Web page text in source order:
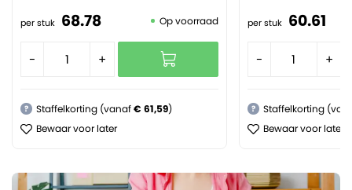
per stuk 68.78 Op voorraad
- +
? Staffelkorting (vanaf€ 61,59)
Bewaar voor later
per stuk 60.61
- +
?
Staffelkorting
Bewaar voor later